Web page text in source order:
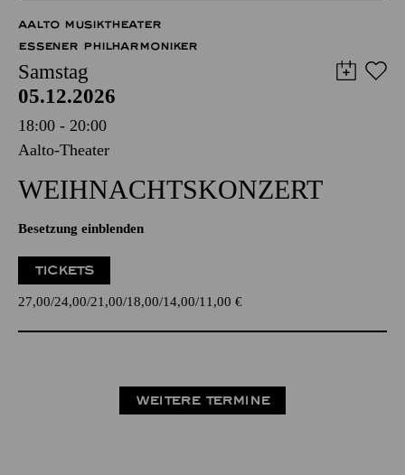
AALTO MUSIKTHEATER
ESSENER PHILHARMONIKER
Samstag
05.12.2026
18:00 - 20:00
Aalto-Theater
WEIHNACHTS­KONZERT
Besetzung einblenden
TICKETS
27,00 24,00 21,00 18,00 14,00 11,00 €
WEITERE TERMINE